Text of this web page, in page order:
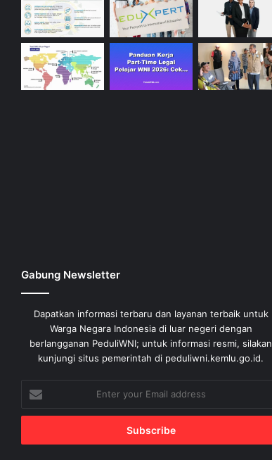
Gabung Newsletter
Dapatkan informasi terbaru dan layanan terbaik untuk
Warga Negara Indonesia di luar negeri dengan
berlangganan PeduliWNI; untuk informasi resmi, silakan
kunjungi situs pemerintah di peduliwni.kemlu.go.id.
Enter
your
Email